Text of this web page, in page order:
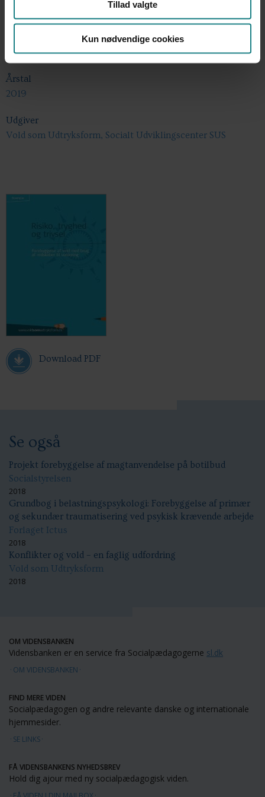
Tillad valgte
Kun nødvendige cookies
Forfatter
Birgitte Bækgaard Brasch
Karen Pedersen
Årstal
2019
Udgiver
Vold som Udtryksform, Socialt Udviklingscenter SUS
Download PDF
Se også
Projekt forebyggelse af magtanvendelse på botilbud
Socialstyrelsen
2018
Grundbog i belastningspsykologi: Forebyggelse af primær
og sekundær traumatisering ved psykisk krævende arbejde
Forlaget Ictus
2018
Konflikter og vold – en faglig udfordring
Vold som Udtryksform
2018
OM VIDENSBANKEN
Vidensbanken er en service fra Socialpædagogerne sl.dk
OM VIDENSBANKEN
FIND MERE VIDEN
Socialpædagogen og andre relevante danske og internationale
hjemmesider.
SE LINKS
FÅ VIDENSBANKENS NYHEDSBREV
Hold dig ajour med ny socialpædagogisk viden.